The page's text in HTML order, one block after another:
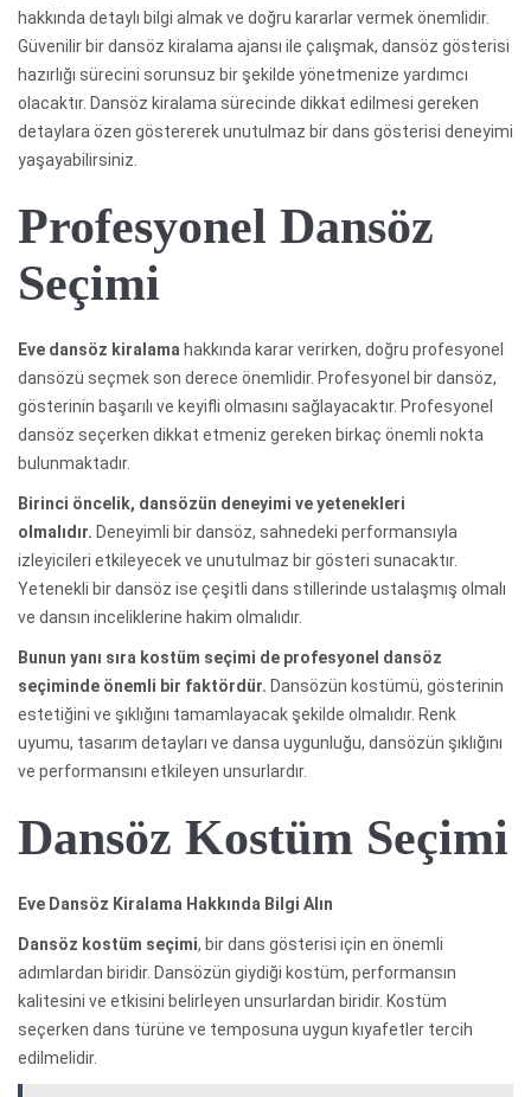
hakkında detaylı bilgi almak ve doğru kararlar vermek önemlidir.
Güvenilir bir dansöz kiralama ajansı ile çalışmak, dansöz gösterisi
hazırlığı sürecini sorunsuz bir şekilde yönetmenize yardımcı
olacaktır. Dansöz kiralama sürecinde dikkat edilmesi gereken
detaylara özen göstererek unutulmaz bir dans gösterisi deneyimi
yaşayabilirsiniz.
Profesyonel Dansöz
Seçimi
Eve dansöz kiralama hakkında karar verirken, doğru profesyonel
dansözü seçmek son derece önemlidir. Profesyonel bir dansöz,
gösterinin başarılı ve keyifli olmasını sağlayacaktır. Profesyonel
dansöz seçerken dikkat etmeniz gereken birkaç önemli nokta
bulunmaktadır.
Birinci öncelik, dansözün deneyimi ve yetenekleri
olmalıdır. Deneyimli bir dansöz, sahnedeki performansıyla
izleyicileri etkileyecek ve unutulmaz bir gösteri sunacaktır.
Yetenekli bir dansöz ise çeşitli dans stillerinde ustalaşmış olmalı
ve dansın inceliklerine hakim olmalıdır.
Bunun yanı sıra kostüm seçimi de profesyonel dansöz
seçiminde önemli bir faktördür. Dansözün kostümü, gösterinin
estetiğini ve şıklığını tamamlayacak şekilde olmalıdır. Renk
uyumu, tasarım detayları ve dansa uygunluğu, dansözün şıklığını
ve performansını etkileyen unsurlardır.
Dansöz Kostüm Seçimi
Eve Dansöz Kiralama Hakkında Bilgi Alın
Dansöz kostüm seçimi, bir dans gösterisi için en önemli
adımlardan biridir. Dansözün giydiği kostüm, performansın
kalitesini ve etkisini belirleyen unsurlardan biridir. Kostüm
seçerken dans türüne ve temposuna uygun kıyafetler tercih
edilmelidir.